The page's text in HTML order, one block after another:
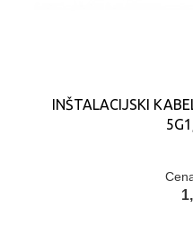
INŠTALACIJSKI